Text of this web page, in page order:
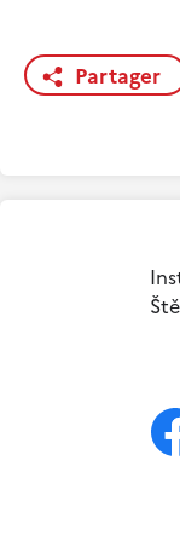
Partager